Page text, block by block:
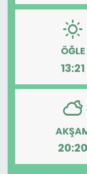
ÖĞLE
13:21
20:20